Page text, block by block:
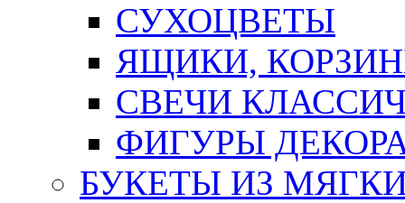
СУХОЦВЕТЫ
ЯЩИКИ,
СВЕЧИ
ФИГУРЫ
БУКЕТЫ ИЗ